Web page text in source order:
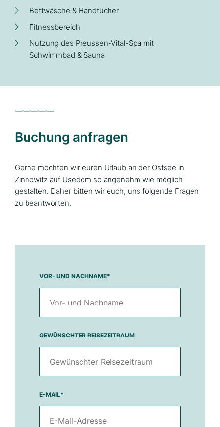
Bettwäsche & Handtücher
Fitnessbereich
Nutzung des Preussen-Vital-Spa mit
Schwimmbad & Sauna
Buchung anfragen
Gerne möchten wir euren Urlaub an der Ostsee in
Zinnowitz auf Usedom so angenehm wie möglich
gestalten. Daher bitten wir euch, uns folgende Fragen
zu beantworten.
VOR- UND NACHNAME*
GEWÜNSCHTER REISEZEITRAUM
E-MAIL*